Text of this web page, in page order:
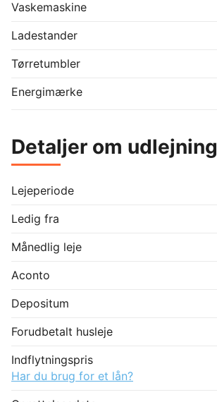
Vaskemaskine
Ladestander
Tørretumbler
Energimærke
Detaljer om udlejning
Lejeperiode
Ledig fra
Månedlig leje
Aconto
Depositum
Forudbetalt husleje
Indflytningspris
Har du brug for et lån?